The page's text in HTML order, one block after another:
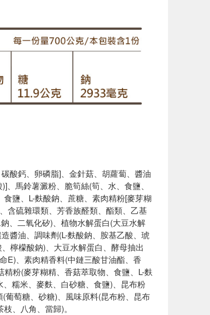
酸鈣、卵磷脂]、金針菇、胡蘿蔔、醬油
馬鈴薯澱粉、脆筍絲(筍、水、食鹽、
鹽、L-麩酸鈉、蔗糖、素肉精粉[麥芽糊
含硫雜環類、芳香族醛類、酯類、乙基
、二氧化矽)、植物水解蛋白(大豆水解
醬油、調味劑(L-麩酸鈉、胺基乙酸、琥
檸檬酸鈉)、大豆水解蛋白、酵母抽出
E)、素肉精香料(中鏈三酸甘油酯、香
粉(麥芽糊精、香菇萃取物、食鹽、L-麩
糯米、麥麩、白砂糖、食鹽)、昆布粉
葡萄糖、砂糖)、風味原料(昆布粉、昆布
、八角、當歸)。